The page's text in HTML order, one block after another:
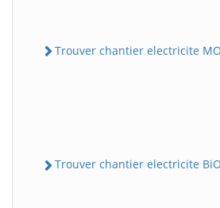
Trouver chantier electricite
Trouver chantier electricite